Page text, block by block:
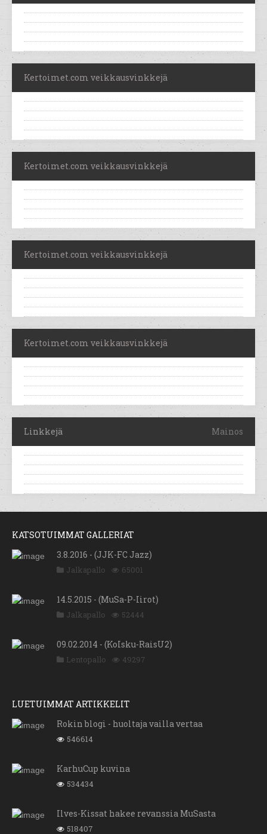
Kertoimet.com veikkausvinkkejä
Kertoimet.com veikkausvinkkejä
Kertoimet.com veikkausvinkkejä
Kertoimet.com veikkausvinkkejä
Linkkejä Mainos
KATSOTUIMMAT GALLERIAT
3.8.2016 - (JJK-FC Jazz)
Jalkapallo 65001
14.5.2015 - (MuSa-P-Iirot)
Jalkapallo 52444
09.02.2014 - (KoIsku-RaisU2)
Lentopallo 49297
LUETUIMMAT ARTIKKELIT
Rokin blogi - huoltaja vailla vertaa
546614
KarhuCup kuvina
534434
Ilves-Kissat hakee revanssia MuSasta
518407